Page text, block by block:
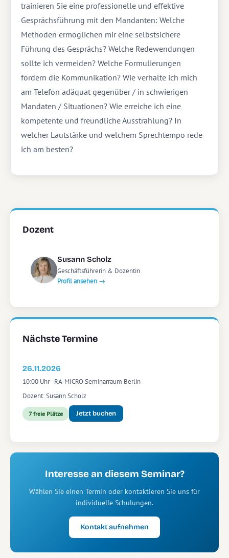
trainieren Sie eine professionelle und effektive
Gesprächsführung mit den Mandanten: Welche
Methoden ermöglichen mir eine selbstsichere
Führung des Gesprächs? Welche Redewendungen
sollte ich vermeiden? Welche Formulierungen
fördern die Kommunikation? Wie verhalte ich mich
am Telefon adäquat gegenüber / in schwierigen
Mandaten / Situationen? Wie erreiche ich eine
kompetente und freundliche Ausstrahlung? In
welcher Lautstärke und welchem Sprechtempo rede
ich am besten?
Dozent
Susann Scholz
Geschäftsführerin & Dozentin
Profil ansehen →
Nächste Termine
26.11.2026
10:00 Uhr · RA-MICRO Seminarraum Berlin
Dozent: Susann Scholz
7 freie Plätze Jetzt buchen
Interesse an diesem Seminar?
Wählen Sie einen Termin oder kontaktieren Sie uns für
individuelle Schulungen.
Kontakt aufnehmen